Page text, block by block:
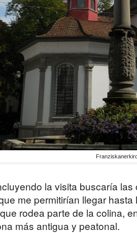
la visita buscaría
me permitirían llegar
que rodea parte de la colina,
más antigua y peatonal.